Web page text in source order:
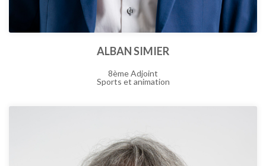
ALBAN SIMIER
8ème Adjoint
Sports et animation